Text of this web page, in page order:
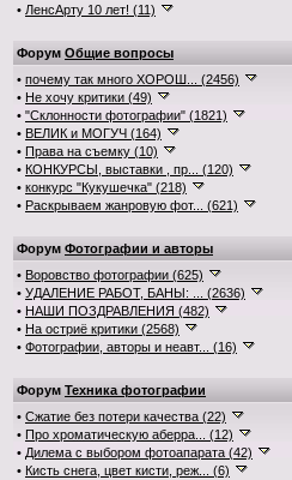
• ЛенсАрту 10 лет! (11)
Форум Общие вопросы
• почему так много ХОРОШ... (2456)
• Не хочу критики (49)
• "Склонности фотографии" (1821)
• ВЕЛИК и МОГУЧ (164)
• Права на съемку (10)
• КОНКУРСЫ, выставки , пр... (120)
• конкурс "Кукушечка" (218)
• Раскрываем жанровую фот... (621)
Форум Фотографии и авторы
• Воровство фотографии (625)
• УДАЛЕНИЕ РАБОТ, БАНЫ: ... (2636)
• НАШИ ПОЗДРАВЛЕНИЯ (482)
• На остриё критики (2568)
• Фотографии, авторы и неавт... (16)
Форум Техника фотографии
• Сжатие без потери качества (22)
• Про хроматическую аберра... (12)
• Дилема с выбором фотоапарата (42)
• Кисть снега, цвет кисти, реж... (6)